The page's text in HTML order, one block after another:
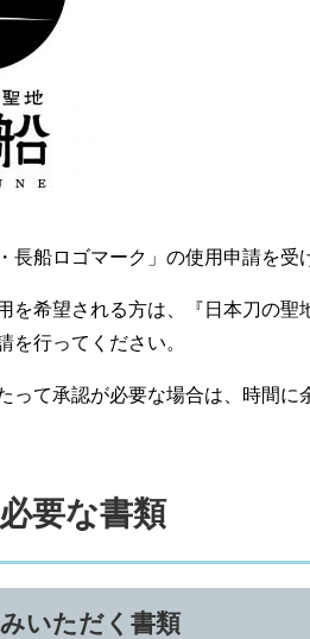
長船ロゴマーク」の使用申請を受
を希望される方は、『日本刀の
を行ってください。
って承認が必要な場合は、時間に
要な書類
いただく書類